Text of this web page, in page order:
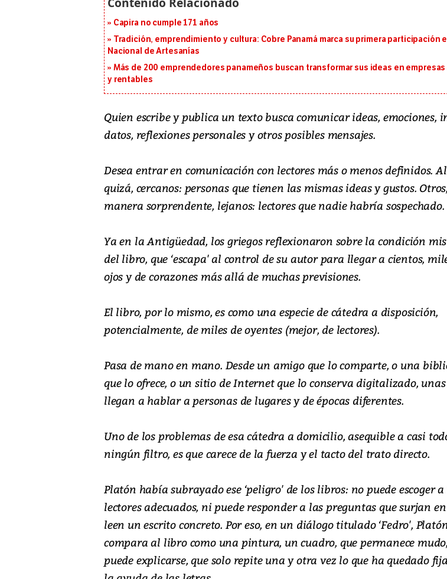
Capira no cumple 171 años
Tradición, emprendimiento y cultura: Cobre Panamá marca su primera participación
Nacional de Artesanías
Más de 200 emprendedores panameños buscan transformar sus ideas en
y rentables
Quien escribe y publica un texto busca comunicar ideas, emociones,
datos, reflexiones personales y otros posibles mensajes.
Desea entrar en comunicación con lectores más o menos definidos.
quizá, cercanos: personas que tienen las mismas ideas y gustos.
manera sorprendente, lejanos: lectores que nadie habría sospechado.
Ya en la Antigüedad, los griegos reflexionaron sobre la condición
del libro, que ‘escapa' al control de su autor para llegar a cientos,
ojos y de corazones más allá de muchas previsiones.
El libro, por lo mismo, es como una especie de cátedra a disposición,
potencialmente, de miles de oyentes (mejor, de lectores).
Pasa de mano en mano. Desde un amigo que lo comparte, o una
que lo ofrece, o un sitio de Internet que lo conserva digitalizado,
llegan a hablar a personas de lugares y de épocas diferentes.
Uno de los problemas de esa cátedra a domicilio, asequible a casi
ningún filtro, es que carece de la fuerza y el tacto del trato directo.
Platón había subrayado ese ‘peligro' de los libros: no puede escoger a
lectores adecuados, ni puede responder a las preguntas que surjan
leen un escrito concreto. Por eso, en un diálogo titulado ‘Fedro',
compara al libro como una pintura, un cuadro, que permanece
puede explicarse, que solo repite una y otra vez lo que ha quedado